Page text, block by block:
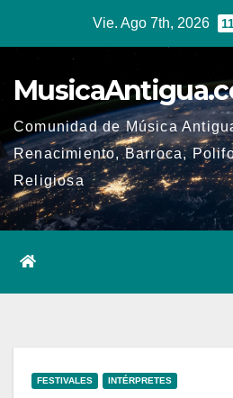
Vie. Ago 7th, 2026
Comunidad de Música
Renacimiento, Barroca,
Religiosa
FESTIVALES INTÉRPRETES